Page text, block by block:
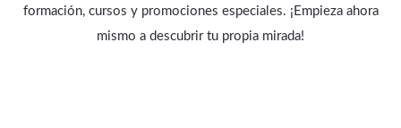
formación, cursos y promociones especiales. ¡Empieza ahora
mismo a descubrir tu propia mirada!